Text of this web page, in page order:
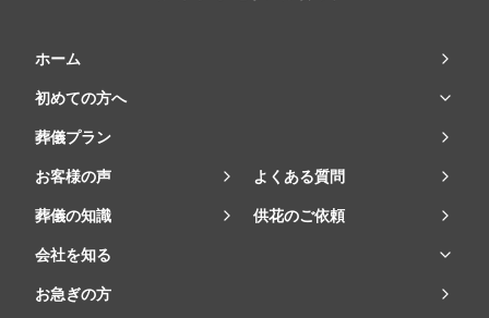
ホーム
初めての方へ
葬儀プラン
お客様の声 よくある質問
葬儀の知識 供花のご依頼
会社を知る
お急ぎの方